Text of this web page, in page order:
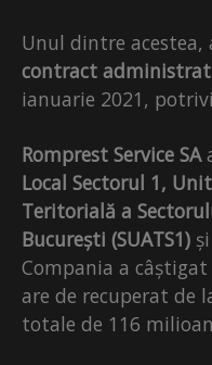
Unul dintre acestea,
contract
ianuarie 2021,
Romprest Service SA
Local Sectorul 1,
Teritorială a
București (SUATS1) și
Compania a câștigat
are de recuperat de
totale de 116